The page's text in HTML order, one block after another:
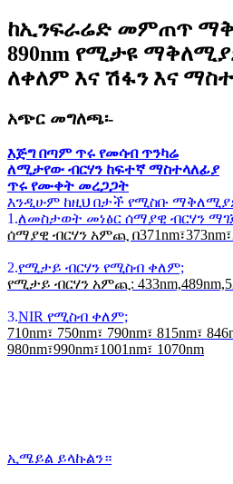
ከኢንፍራሬድ መምጠጥ
890nm የሚታዩ
ለቀለም እና ሽፋን እና
አጭር መግለጫ፡-
እጅግ በጣም ጥሩ የመሳብ ጥንካሬ
ለሚታየው ብርሃን ከፍተኛ ማስተላለፊያ
ጥሩ የሙቀት መረጋጋት
እንዲሁም ከዚህ በታች የሚስቡ
1.ለመስታወት መነፅር ሰማያዊ ብርሃን
ሰማያዊ ብርሃን አምጪ
2.የሚታይ ብርሃን የሚስብ ቀለም;
የሚታይ ብርሃን አምጪ:
3.NIR የሚስብ ቀለም;
710nm፣ 750nm፣ 790nm፣ 815nm፣
980nm፣990nm፣1001nm፣ 1070nm
ኢሜይል ይላኩልን።